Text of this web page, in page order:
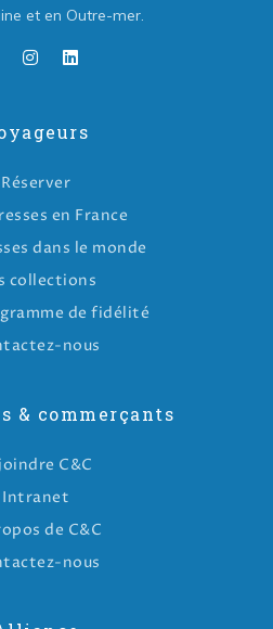
et en Outre-mer.
Réserver
en France
dans le monde
collections
de fidélité
nous
& commerçants
C&C
Intranet
de C&C
nous